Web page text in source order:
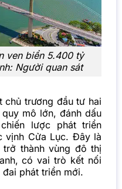
ven biển 5.400 tỷ
Người quan sát
chủ trương đầu tư hai
mô lớn, đánh dấu
lược phát triển
vịnh Cửa Lục. Đây là
thành vùng đô thị
có vai trò kết nối
phát triển mới.